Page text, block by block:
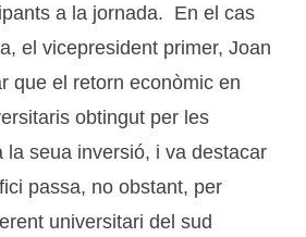
a la jornada. En el cas
el vicepresident primer, Joan
que el retorn econòmic en
obtingut per les
la seua inversió, i va destacar
passa, no obstant, per
universitari del sud